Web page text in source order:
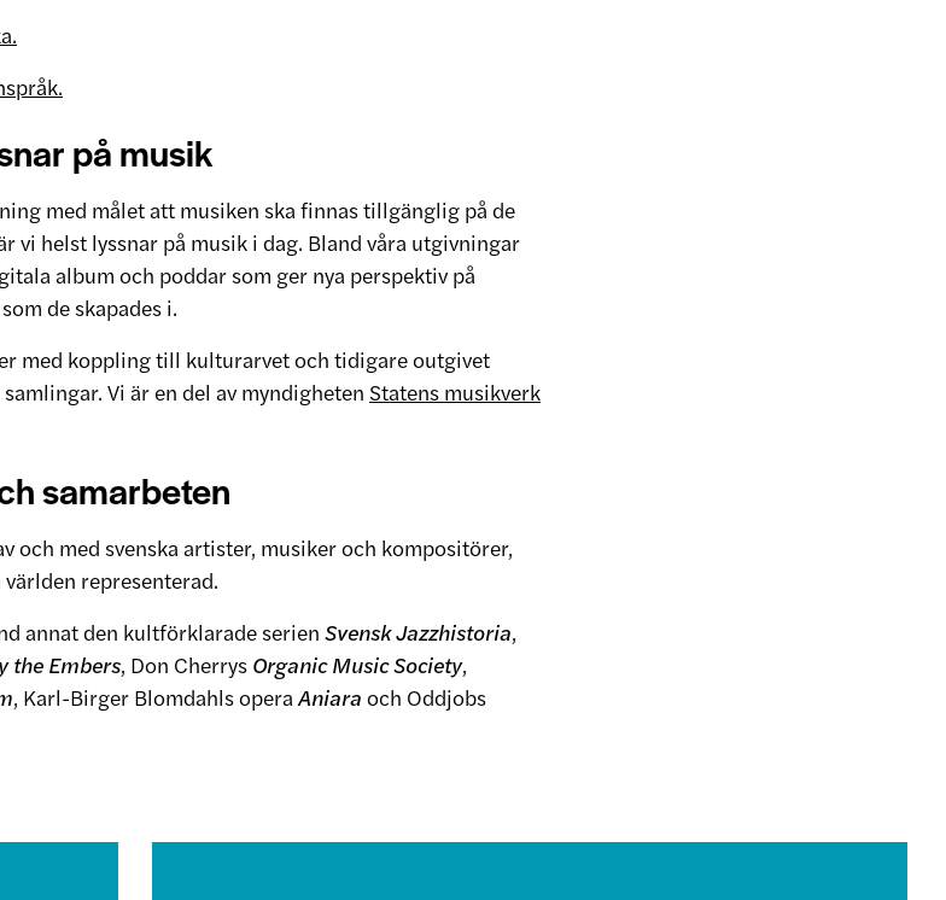
på musik
med målet att musiken ska finnas tillgänglig på de
vi helst lyssnar på musik i dag. Bland våra utgivningar
album och poddar som ger nya perspektiv på
de skapades i.
med koppling till kulturarvet och tidigare outgivet
Vi är en del av myndigheten Statens musikverk
samarbeten
och med svenska artister, musiker och kompositörer,
representerad.
annat den kultförklarade serienSvensk Jazzhistoria,
the Embers, Don Cherrys Organic Music Society,
, Karl-Birger Blomdahls operaAniara och Oddjobs